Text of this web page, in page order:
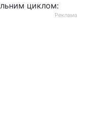
циклом:
Реклама